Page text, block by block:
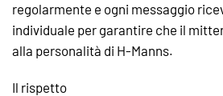
regolarmente e ogni messaggio
individuale per garantire che il
alla personalità di H-Manns.
Il rispetto